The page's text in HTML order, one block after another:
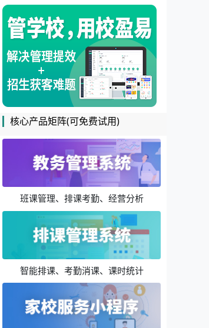
核心产品矩阵(可免费试用)
班课管理、排课考勤、经营分析
智能排课、考勤消课、课时统计